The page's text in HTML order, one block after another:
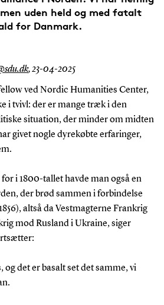
uden held og med fatalt
for Danmark.
,23-04-2025
ved Nordic Humanities Center,
i tvivl: der er mange træk i den
situation, der minder om midten
givet nogle dyrekøbte erfaringer,
i 1800-tallet havde man også en
der brød sammen i forbindelse
altså da Vestmagterne Frankrig
mod Rusland i Ukraine, siger
og det er basalt set det samme, vi